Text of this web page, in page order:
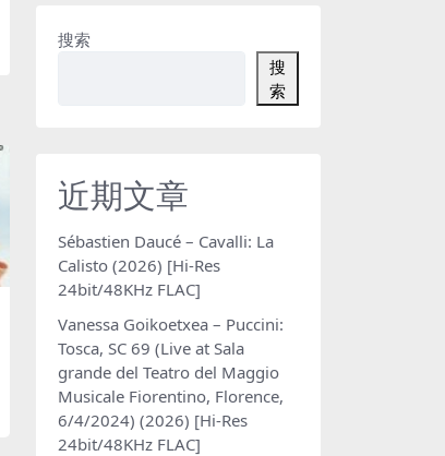
搜索
搜
索
近期文章
Sébastien Daucé – Cavalli: La
Calisto (2026) [Hi-Res
24bit/48KHz FLAC]
Vanessa Goikoetxea – Puccini:
Tosca, SC 69 (Live at Sala
grande del Teatro del Maggio
Musicale Fiorentino, Florence,
6/4/2024) (2026) [Hi-Res
24bit/48KHz FLAC]